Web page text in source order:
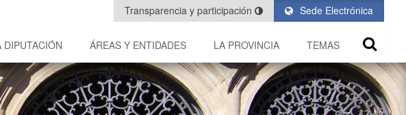
Sede Electrónica
Transparencia y participación
DIPUTACIÓN ÁREAS Y ENTIDADES LA PROVINCIA TEMAS